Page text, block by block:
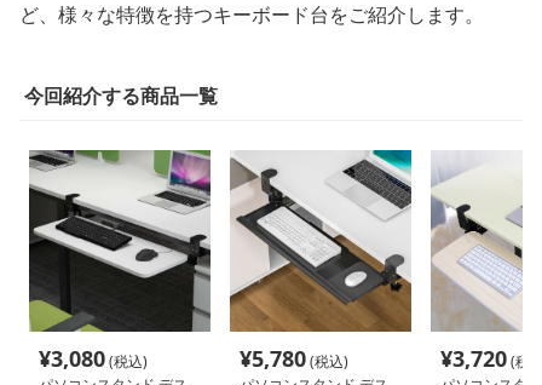
ど、様々な特徴を持つキーボード台をご紹介します。
今回紹介する商品一覧
¥3,080(税込)
¥5,780(税込)
¥3,720(税